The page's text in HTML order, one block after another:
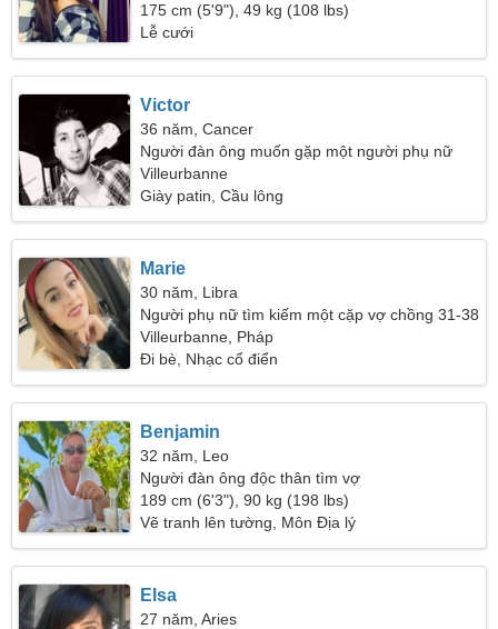
một mối quan hệ
175 cm (5'9"), 49 kg (108 lbs)
Lễ cưới
Victor
36 năm, Cancer
Người đàn ông muốn gặp một người phụ nữ
Villeurbanne
Giày patin, Cầu lông
Marie
30 năm, Libra
Người phụ nữ tìm kiếm một cặp vợ chồng 31-38
Villeurbanne, Pháp
Đi bè, Nhạc cổ điển
Benjamin
32 năm, Leo
Người đàn ông độc thân tìm vợ
189 cm (6'3"), 90 kg (198 lbs)
Vẽ tranh lên tường, Môn Địa lý
Elsa
27 năm, Aries